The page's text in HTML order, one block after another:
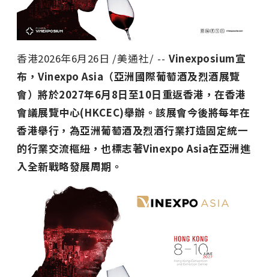
香港2026年6月26日 /美通社/ -- Vinexposium宣
布，Vinexpo Asia（亞洲國際葡萄酒及烈酒展覽
會）將於2027年6月8日至10日重返香港，在香港
會議展覽中心(HKCEC)舉辦。該展會今後將每年在
香港舉行，為亞洲葡萄酒及烈酒行業打造固定統一
的行業交流樞紐，也標志著Vinexpo Asia在亞洲進
入全新戰略發展周期。